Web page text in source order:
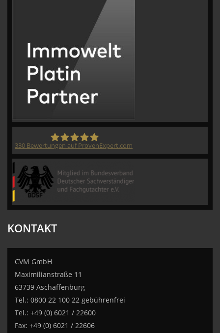
330 Bewertungen auf ProvenExpert.com
KONTAKT
CVM GmbH
Maximilianstraße 11
63739 Aschaffenburg
Tel.: 0800 22 100 22 gebührenfrei
Tel.: +49 (0) 6021 / 22600
Fax: +49 (0) 6021 / 22606